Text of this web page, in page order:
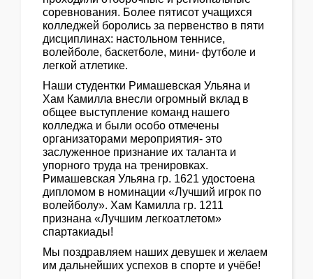
соревнования. Более пятисот учащихся
колледжей боролись за первенство в пяти
дисциплинах: настольном теннисе,
волейболе, баскетболе, мини- футболе и
легкой атлетике.
Наши студентки Римашевская Ульяна и
Хам Камилла внесли огромный вклад в
общее выступление команд нашего
колледжа и были особо отмечены
организаторами мероприятия- это
заслуженное признание их таланта и
упорного труда на тренировках.
Римашевская Ульяна гр. 1621 удостоена
дипломом в номинации «Лучший игрок по
волейболу». Хам Камилла гр. 1211
признана «Лучшим легкоатлетом»
спартакиады!
Мы поздравляем наших девушек и желаем
им дальнейших успехов в спорте и учёбе!